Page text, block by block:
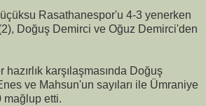
Rasathanespor'u 4-3 yenerken
Doğuş Demirci ve Oğuz Demirci'den
hazırlık karşılaşmasında Doğuş
ve Mahsun'un sayıları ile Ümraniye
mağlup etti.